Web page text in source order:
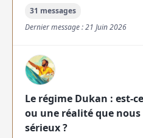
31 messages
Dernier message : 21 Juin 2026
Le régime Dukan : est-
ou une réalité que
sérieux ?